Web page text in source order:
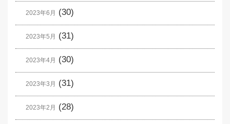
2023年6月 (30)
2023年5月 (31)
2023年4月 (30)
2023年3月 (31)
2023年2月 (28)